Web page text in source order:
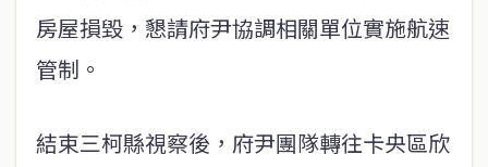
房屋損毀，懇請府尹協調相關單位實施航速
管制。
結束三柯縣視察後，府尹團隊轉往卡央區欣